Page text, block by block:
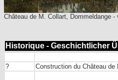
Château de M. Collart, Dommeldange -
Historique - Geschichtlicher
? Construction du Château de